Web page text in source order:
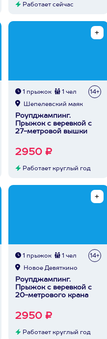
Работает сейчас
1 прыжок 1 чел 14+
Шепелевский маяк
Роупджампинг.
Прыжок с веревкой с
27-метровой вышки
2950 ₽
Работает круглый год
1 прыжок 1 чел 14+
Новое Девяткино
Роупджампинг.
Прыжок с веревкой с
20-метрового крана
2950 ₽
Работает круглый год